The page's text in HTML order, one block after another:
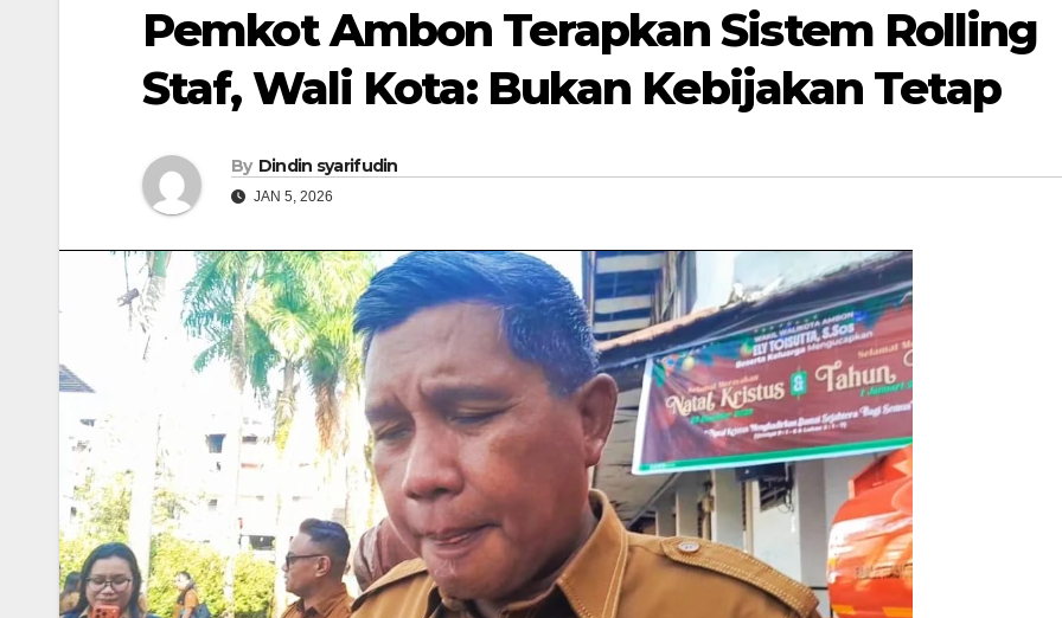
Pemkot Ambon Terapkan Sistem Rolling
Staf, Wali Kota: Bukan Kebijakan Tetap
By Dindin syarifudin
JAN 5, 2026